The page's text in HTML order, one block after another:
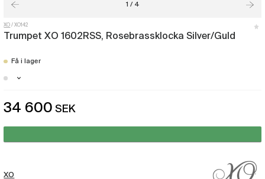
1 / 4
XO XO142
Trumpet XO 1602RSS, Rosebrassklocka Silver/Guld
Få i lager
Göteborg - Få i lager
34 600 SEK
XO